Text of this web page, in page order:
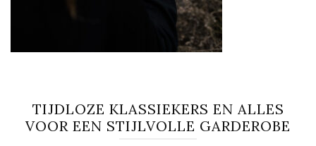
TIJDLOZE KLASSIEKERS EN ALLES
VOOR EEN STIJLVOLLE GARDEROBE